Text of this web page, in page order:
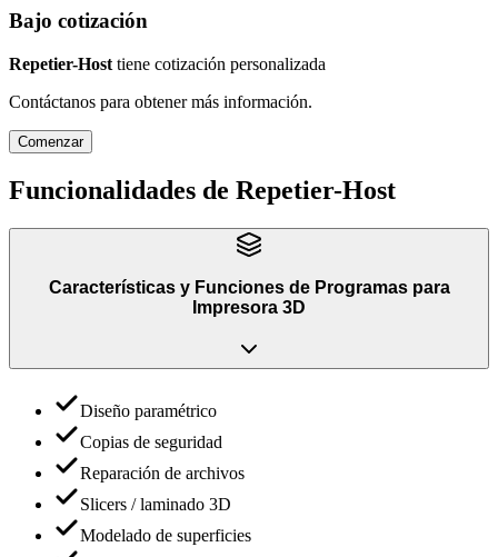
Bajo cotización
Repetier-Host tiene cotización personalizada
Contáctanos para obtener más información.
Comenzar
Funcionalidades de Repetier-Host
Características y Funciones de Programas para
Impresora 3D
Diseño paramétrico
Copias de seguridad
Reparación de archivos
Slicers / laminado 3D
Modelado de superficies